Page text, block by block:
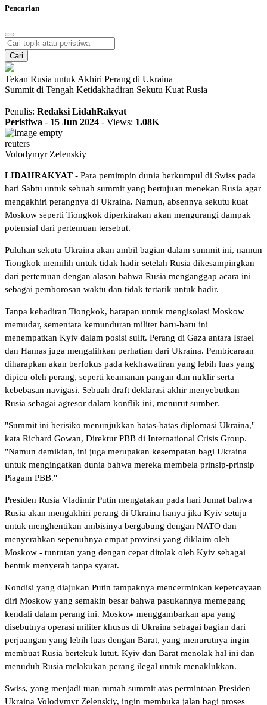
Pencarian
Cari
Tekan Rusia untuk Akhiri Perang di Ukraina
Summit di Tengah Ketidakhadiran Sekutu Kuat Rusia
Penulis: Redaksi LidahRakyat
Peristiwa - 15 Jun 2024 - Views: 1.08K
reuters
Volodymyr Zelenskiy
LIDAHRAKYAT - Para pemimpin dunia berkumpul di Swiss pada
hari Sabtu untuk sebuah summit yang bertujuan menekan Rusia agar
mengakhiri perangnya di Ukraina. Namun, absennya sekutu kuat
Moskow seperti Tiongkok diperkirakan akan mengurangi dampak
potensial dari pertemuan tersebut.
Puluhan sekutu Ukraina akan ambil bagian dalam summit ini, namun
Tiongkok memilih untuk tidak hadir setelah Rusia dikesampingkan
dari pertemuan dengan alasan bahwa Rusia menganggap acara ini
sebagai pemborosan waktu dan tidak tertarik untuk hadir.
Tanpa kehadiran Tiongkok, harapan untuk mengisolasi Moskow
memudar, sementara kemunduran militer baru-baru ini
menempatkan Kyiv dalam posisi sulit. Perang di Gaza antara Israel
dan Hamas juga mengalihkan perhatian dari Ukraina. Pembicaraan
diharapkan akan berfokus pada kekhawatiran yang lebih luas yang
dipicu oleh perang, seperti keamanan pangan dan nuklir serta
kebebasan navigasi. Sebuah draft deklarasi akhir menyebutkan
Rusia sebagai agresor dalam konflik ini, menurut sumber.
"Summit ini berisiko menunjukkan batas-batas diplomasi Ukraina,"
kata Richard Gowan, Direktur PBB di International Crisis Group.
"Namun demikian, ini juga merupakan kesempatan bagi Ukraina
untuk mengingatkan dunia bahwa mereka membela prinsip-prinsip
Piagam PBB."
Presiden Rusia Vladimir Putin mengatakan pada hari Jumat bahwa
Rusia akan mengakhiri perang di Ukraina hanya jika Kyiv setuju
untuk menghentikan ambisinya bergabung dengan NATO dan
menyerahkan sepenuhnya empat provinsi yang diklaim oleh
Moskow - tuntutan yang dengan cepat ditolak oleh Kyiv sebagai
bentuk menyerah tanpa syarat.
Kondisi yang diajukan Putin tampaknya mencerminkan kepercayaan
diri Moskow yang semakin besar bahwa pasukannya memegang
kendali dalam perang ini. Moskow menggambarkan apa yang
disebutnya operasi militer khusus di Ukraina sebagai bagian dari
perjuangan yang lebih luas dengan Barat, yang menurutnya ingin
membuat Rusia bertekuk lutut. Kyiv dan Barat menolak hal ini dan
menuduh Rusia melakukan perang ilegal untuk menaklukkan.
Swiss, yang menjadi tuan rumah summit atas permintaan Presiden
Ukraina Volodymyr Zelenskiy, ingin membuka jalan bagi proses